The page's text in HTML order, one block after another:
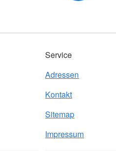
Service
Adressen
Kontakt
Sitemap
Impressum